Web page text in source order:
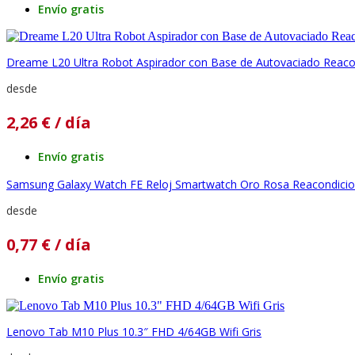
Envío gratis
Dreame L20 Ultra Robot Aspirador con Base de Autovaciado
desde
2,26 €/ día
Envío gratis
Samsung Galaxy Watch FE Reloj Smartwatch Oro Rosa
desde
0,77 €/ día
Envío gratis
Lenovo Tab M10 Plus 10.3″ FHD 4/64GB Wifi Gris